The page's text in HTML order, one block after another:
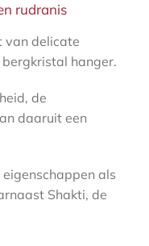
rudranis
van delicate
hanger.
de
daaruit een
als
Shakti, de